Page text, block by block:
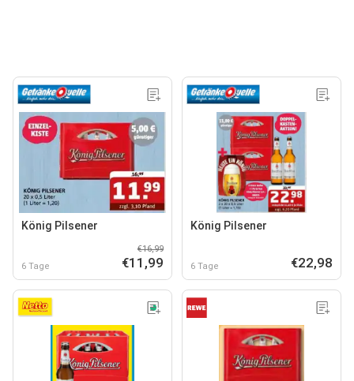
König Pilsener
6 Tage
€16,99
€11,99
König Pilsener
6 Tage €22,98